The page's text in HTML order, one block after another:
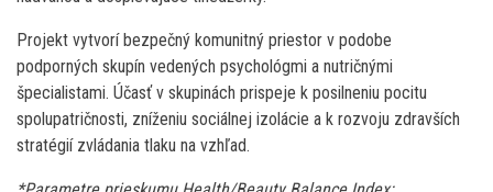
Projekt vytvorí bezpečný komunitný priestor v podobe
podporných skupín vedených psychológmi a nutričnými
špecialistami. Účasť v skupinách prispeje k posilneniu pocitu
spolupatričnosti, zníženiu sociálnej izolácie a k rozvoju zdravších
stratégií zvládania tlaku na vzhľad.